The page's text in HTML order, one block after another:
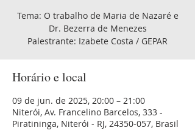
Tema: O trabalho de Maria de Nazaré e
Dr. Bezerra de Menezes
Palestrante: Izabete Costa / GEPAR
Horário e local
09 de jun. de 2025, 20:00 – 21:00
Niterói, Av. Francelino Barcelos, 333 -
Piratininga, Niterói - RJ, 24350-057, Brasil